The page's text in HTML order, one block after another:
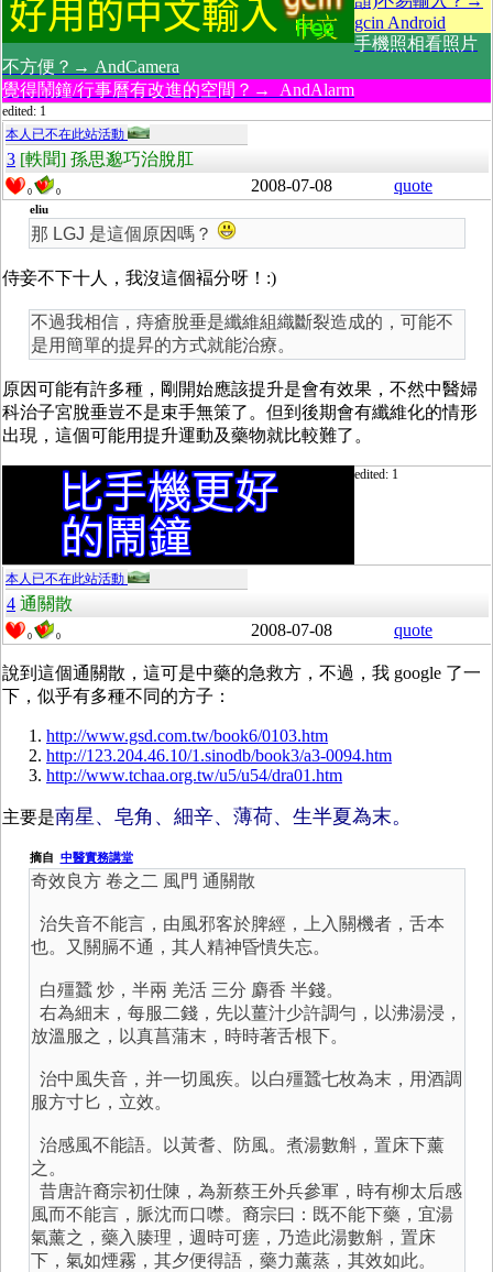
gcin Android
手機照相看照片
不方便？→ AndCamera
覺得鬧鐘/行事曆有改進的空間？→ AndAlarm
edited: 1
本人已不在此站活動
3 [軼聞] 孫思邈巧治脫肛
0 0 2008-07-08 quote
eliu
那 LGJ 是這個原因嗎？
侍妾不下十人，我沒這個褔分呀！:)
不過我相信，痔瘡脫垂是纖維組織斷裂造成的，可能不
是用簡單的提昇的方式就能治療。
原因可能有許多種，剛開始應該提升是會有效果，不然中醫婦
科治子宮脫垂豈不是束手無策了。但到後期會有纖維化的情形
出現，這個可能用提升運動及藥物就比較難了。
edited: 1
本人已不在此站活動
4 通關散
0 0 2008-07-08 quote
說到這個通關散，這可是中藥的急救方，不過，我 google 了一
下，似乎有多種不同的方子：
http://www.gsd.com.tw/book6/0103.htm
http://123.204.46.10/1.sinodb/book3/a3-0094.htm
http://www.tchaa.org.tw/u5/u54/dra01.htm
主要是南星、皂角、細辛、薄荷、生半夏為末。
摘自 中醫實務講堂
奇效良方 卷之二 風門 通關散
治失音不能言，由風邪客於脾經，上入關機者，舌本
也。又關膈不通，其人精神昏憒失忘。
白殭蠶 炒，半兩 羌活 三分 麝香 半錢。
右為細末，每服二錢，先以薑汁少許調勻，以沸湯浸，
放溫服之，以真菖蒲末，時時著舌根下。
治中風失音，并一切風疾。以白殭蠶七枚為末，用酒調
服方寸匕，立效。
治感風不能語。以黃耆、防風。煮湯數斛，置床下薰
之。
昔唐許裔宗初仕陳，為新蔡王外兵參軍，時有柳太后感
風而不能言，脈沈而口噤。裔宗曰：既不能下藥，宜湯
氣薰之，藥入腠理，週時可瘥，乃造此湯數斛，置床
下，氣如煙霧，其夕便得語，藥力薰蒸，其效如此。